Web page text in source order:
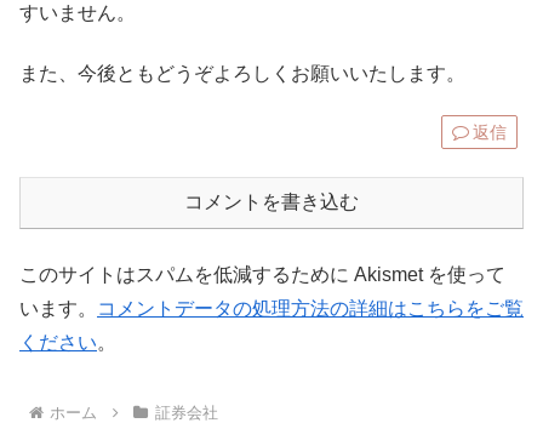
すいません。
また、今後ともどうぞよろしくお願いいたします。
返信
コメントを書き込む
このサイトはスパムを低減するために Akismet を使って
います。
コメントデータの処理方法の詳細はこちらをご覧
ください。
ホーム 証券会社